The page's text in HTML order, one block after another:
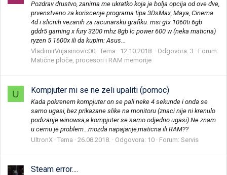
Pozdrav drustvo, zanima me ukratko koja je bolja opcija od ove dve,
prvenstveno za koriscenje programa tipa 3DsMax, Maya, Cinema
4d i slicnih vezanih za racunarsku grafiku. msi gtx 1060ti 6gb
gddr5 gaming x fury 3200 mhz 8gb lc power 600 w (neka maticna)
ryzen 5 1600x ili da kupim: Asus...
VladimirVujasinovic00 Tema 12.10.2018. Odgovora: 3
Forum:
Matične ploče, procesori i RAM memorije
U Kompjuter mi se ne zeli upaliti (pomoc)
Kada pokrenem kompjuter on se pali neke 4 sekunde i onda se
samo ugasi, bez prikazane slike na monitoru (znaci nije ni krenulo
podizanje winowsa,a kompjuter se samo odjedno ugasi).Ne znam
u cemu je problem...mozda napajanje,maticna ili RAM??
UltronX Tema 26.08.2018. Odgovora: 10 Forum: Servis
Steam error....